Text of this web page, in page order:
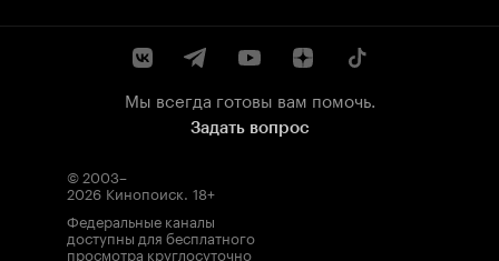
Мы всегда готовы вам помочь.
Задать вопрос
© 2003–
2026 Кинопоиск. 18+
Федеральные каналы
доступны для бесплатного
просмотра круглосуточно